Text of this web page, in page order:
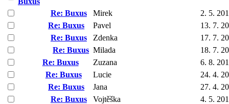
Re: Buxus
Mirek
2. 5.
Re: Buxus
Pavel
13. 7.
Re: Buxus
Zdenka
17. 7.
Re: Buxus Milada
18. 7.
Re: Buxus
Zuzana
6. 8.
Re: Buxus
Lucie
24. 4.
Re: Buxus
Jana
27. 4.
Re: Buxus
Vojtěška
4. 5.